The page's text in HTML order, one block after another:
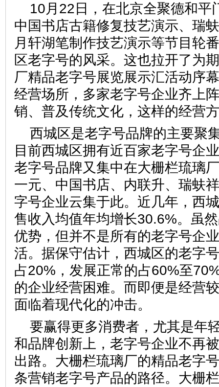
10月22日，在北京全聚德和平
中国书店古籍修复技艺演示、瑞
月轩湖笔制作技艺演示等节目轮
区老字号的风采。这也拉开了为
厂精品老字号展览展示汇活动序
经营场所，多家老字号企业齐上
销、普及传统文化，这样的经
西城区是老字号品牌的主要聚
目前西城区拥有近百家老字号企
老字号品牌又集中在大栅栏琉璃
一元、中国书店、内联升、瑞蚨
字号企业云集于此。近几年，西
售收入均值年均增长30.6%。虽
优势，但并不是所有的老字号企
活。据保守估计，西城区的老字
占20%，发展正常的占60%至
的企业经营困难。而即便是经营
面临着现代化的冲击。
要赢得更多消费者，尤其是年
和品牌创新上，老字号企业不再
出路。大栅栏琉璃厂的精品老字
条营销老字号产品的路径。大栅